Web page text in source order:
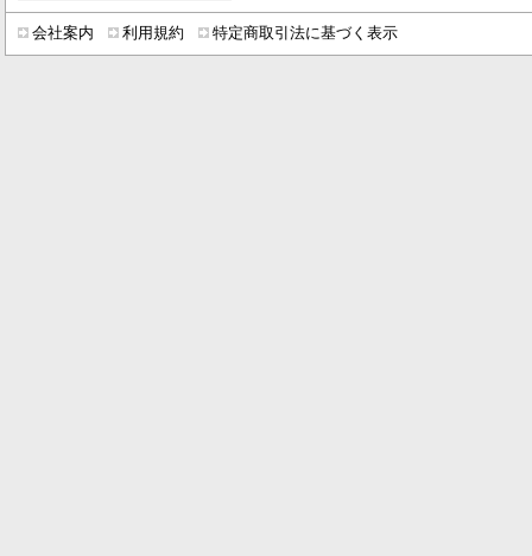
会社案内 利用規約 特定商取引法に基づく表示